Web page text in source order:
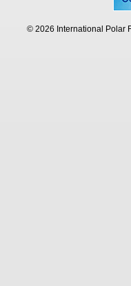
© 2026 International Polar